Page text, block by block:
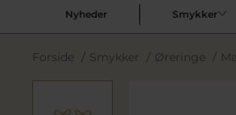
Nyheder Smykker
Forside / Smykker / Øreringe /